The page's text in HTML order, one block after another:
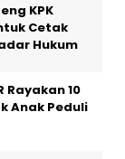
KPK
Cetak
Hukum
Rayakan 10
Anak Peduli